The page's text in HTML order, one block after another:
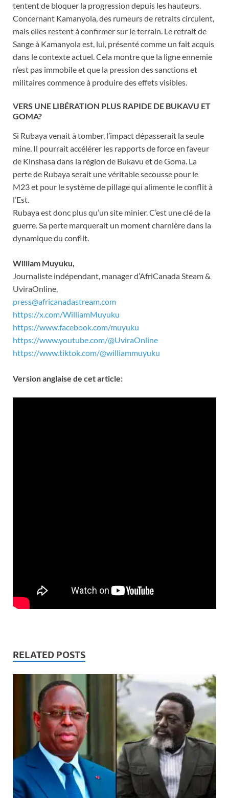
tentent de bloquer la progression depuis les hauteurs.
Concernant Kamanyola, des rumeurs de retraits circulent,
mais elles restent à confirmer sur le terrain. Le retrait de
Sange à Kamanyola est, lui, présenté comme un fait acquis
dans le contexte actuel. Cela montre que la ligne ennemie
n’est pas immobile et que la pression des sanctions et
militaires commence à produire des effets visibles.
VERS UNE LIBÉRATION PLUS RAPIDE DE BUKAVU ET
GOMA?
Si Rubaya venait à tomber, l’impact dépasserait la seule
mine. Il pourrait accélérer les rapports de force en faveur
de Kinshasa dans la région de Bukavu et de Goma. La
perte de Rubaya serait une véritable secousse pour le
M23 et pour le système de pillage qui alimente le conflit à
l’Est.
Rubaya est donc plus qu’un site minier. C’est une clé de la
guerre. Sa perte marquerait un moment charnière dans la
dynamique du conflit.
William Muyuku,
Journaliste indépendant, manager d’AfriCanada Steam &
UviraOnline,
press@africanadastream.com
https://x.com/WilliamMuyuku
https://www.facebook.com/muyuku
https://www.youtube.com/@UviraOnline
https://www.tiktok.com/@williammuyuku
Version anglaise de cet article:
RELATED POSTS